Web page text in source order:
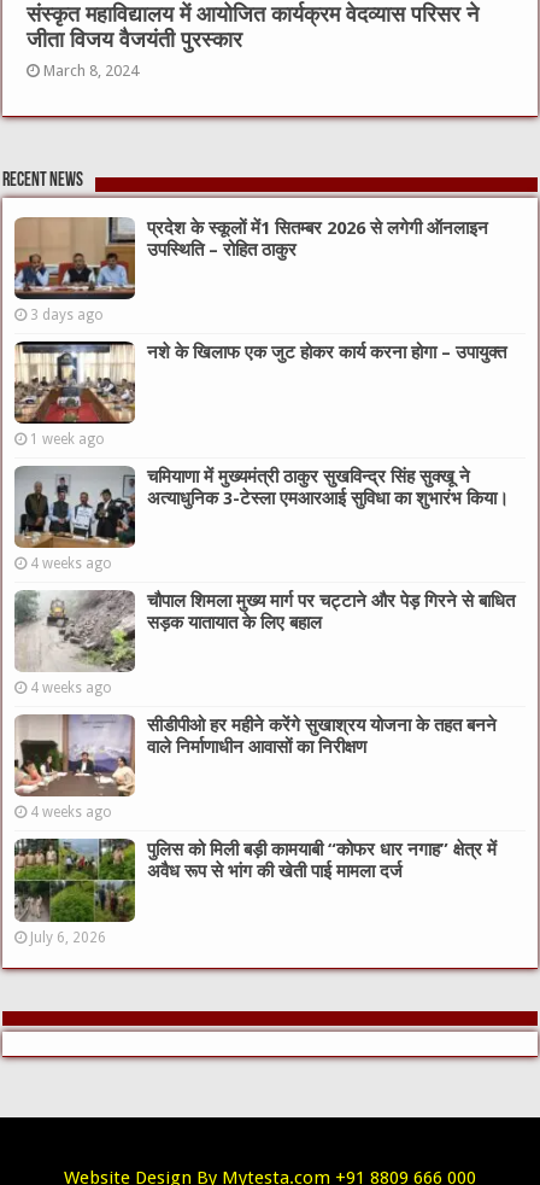
संस्कृत महाविद्यालय में आयोजित कार्यक्रम वेदव्यास परिसर ने
जीता विजय वैजयंती पुरस्कार
March 8, 2024
Recent News
प्रदेश के स्कूलों में1 सितम्बर 2026 से लगेगी ऑनलाइन
उपस्थिति – रोहित ठाकुर
3 days ago
नशे के खिलाफ एक जुट होकर कार्य करना होगा – उपायुक्त
1 week ago
चमियाणा में मुख्यमंत्री ठाकुर सुखविन्द्र सिंह सुक्खू ने
अत्याधुनिक 3-टेस्ला एमआरआई सुविधा का शुभारंभ किया।
4 weeks ago
चौपाल शिमला मुख्य मार्ग पर चट्टाने और पेड़ गिरने से बाधित
सड़क यातायात के लिए बहाल
4 weeks ago
सीडीपीओ हर महीने करेंगे सुखाश्रय योजना के तहत बनने
वाले निर्माणाधीन आवासों का निरीक्षण
4 weeks ago
पुलिस को मिली बड़ी कामयाबी “कोफर धार नगाह” क्षेत्र में
अवैध रूप से भांग की खेती पाई मामला दर्ज
July 6, 2026
Website Design By Mytesta.com +91 8809 666 000